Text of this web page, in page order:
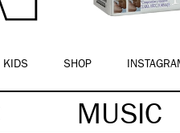
KIDS SHOP
MUSIC